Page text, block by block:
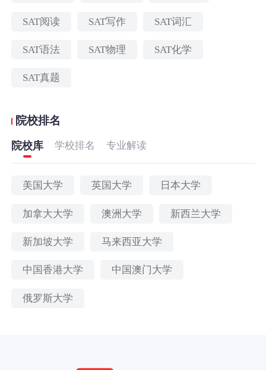
SAT阅读 SAT写作 SAT词汇
SAT语法 SAT物理 SAT化学
SAT真题
院校排名
院校库 学校排名 专业解读
美国大学 英国大学 日本大学
加拿大大学 澳洲大学 新西兰大学
新加坡大学 马来西亚大学
中国香港大学 中国澳门大学
俄罗斯大学